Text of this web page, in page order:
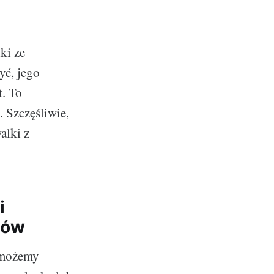
ze
jego
To
Szczęśliwie,
z